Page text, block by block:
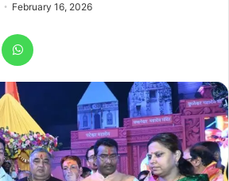
February 16, 2026
Messenger